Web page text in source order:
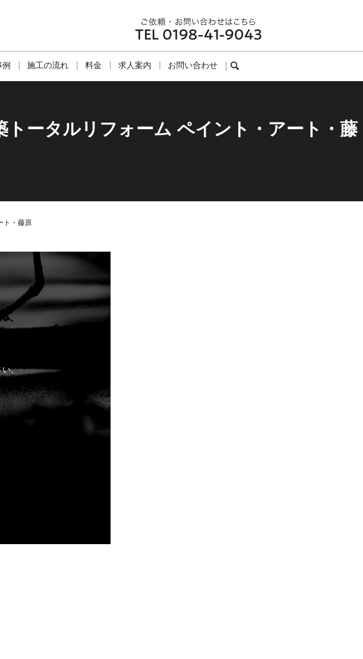
施工の流れ 料金 求人案内 お問い合わせ search
ータルリフォーム ペイント・アート・藤
ト・藤原
い。